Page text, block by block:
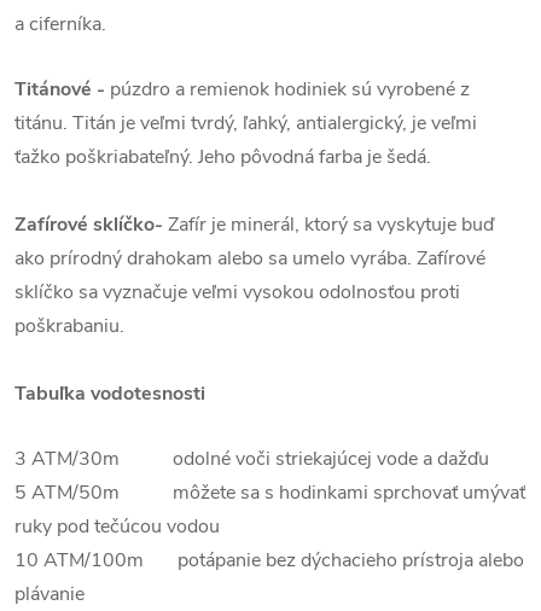
a ciferníka.
Titánové - púzdro a remienok hodiniek sú vyrobené z
titánu. Titán je veľmi tvrdý, ľahký, antialergický, je veľmi
ťažko poškriabateľný. Jeho pôvodná farba je šedá.
Zafírové sklíčko- Zafír je minerál, ktorý sa vyskytuje buď
ako prírodný drahokam alebo sa umelo vyrába. Zafírové
sklíčko sa vyznačuje veľmi vysokou odolnosťou proti
poškrabaniu.
Tabuľka vodotesnosti
3 ATM/30m odolné voči striekajúcej vode a dažďu
5 ATM/50m môžete sa s hodinkami sprchovať umývať
ruky pod tečúcou vodou
10 ATM/100m potápanie bez dýchacieho prístroja alebo
plávanie